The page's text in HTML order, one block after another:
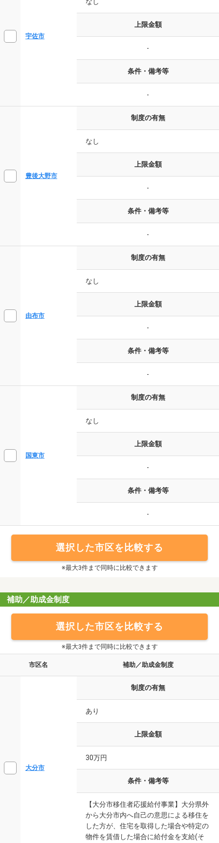
宇佐市
上限金額
-
条件・備考等
-
豊後大野市
制度の有無
なし
上限金額
-
条件・備考等
-
由布市
制度の有無
なし
上限金額
-
条件・備考等
-
国東市
制度の有無
なし
上限金額
-
条件・備考等
-
選択した市区を比較する
※最大3件まで同時に比較できます
補助／助成金制度
選択した市区を比較する
※最大3件まで同時に比較できます
市区名 補助／助成金制度
大分市
制度の有無
あり
上限金額
30万円
条件・備考等
【大分市移住者応援給付事業】大分県外
から大分市内へ自己の意思による移住を
した方が、住宅を取得した場合や特定の
物件を賃借した場合に給付金を支給(そ